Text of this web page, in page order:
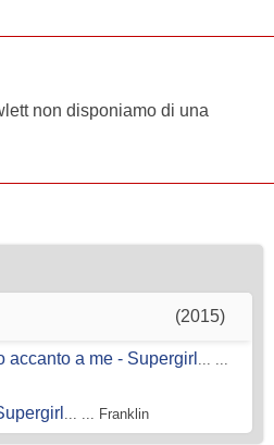
non disponiamo di una
(2015)
accanto a me - Supergirl
... ... Franklin